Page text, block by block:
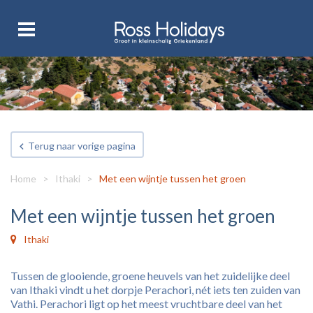
Terug naar vorige pagina
Home > Ithaki > Met een wijntje tussen het groen
Met een wijntje tussen het groen
Ithaki
Tussen de glooiende, groene heuvels van het zuidelijke deel
van Ithaki vindt u het dorpje Perachori, nét iets ten zuiden van
Vathi. Perachori ligt op het meest vruchtbare deel van het